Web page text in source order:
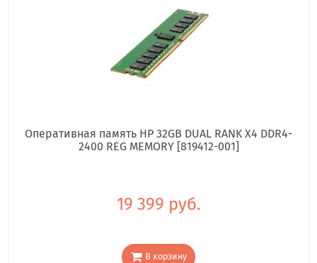
Оперативная память HP 32GB DUAL RANK X4 DDR4-
2400 REG MEMORY [819412-001]
19 399 руб.
В корзину